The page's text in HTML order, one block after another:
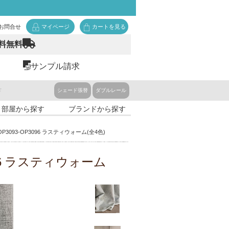
問合せ マイページ カートを見る
無料
サンプル請求
シェード張替 ダブルレール
屋から探す ブランドから探す
OP3096 ラスティウォーム(全4色)
ラスティウォーム